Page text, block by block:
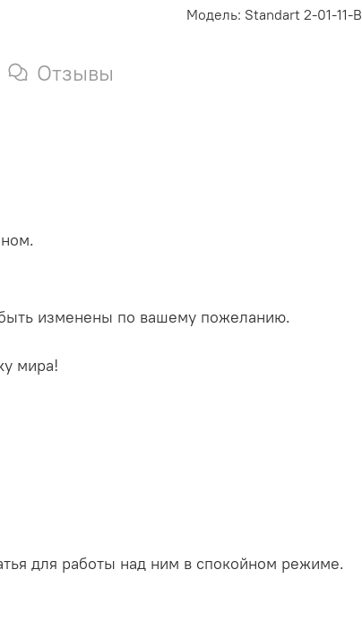
Модель: Standart 2-01-11-B
Отзывы
изменены по вашему пожеланию.
мира!
для работы над ним в спокойном режиме.